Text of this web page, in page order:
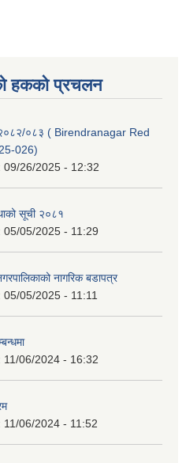
हकको प्रचलन
२०८२/०८३ ( Birendranagar Red
026)
09/26/2025 - 12:32
सूची २०८१
05/05/2025 - 11:29
नागरिक बडापत्र
05/05/2025 - 11:11
11/06/2024 - 16:32
11/06/2024 - 11:52